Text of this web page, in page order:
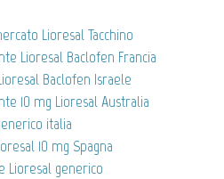
Lioresal Tacchino
Lioresal Baclofen Francia
Baclofen Israele
10 mg Lioresal Australia
italia
10 mg Spagna
Lioresal generico